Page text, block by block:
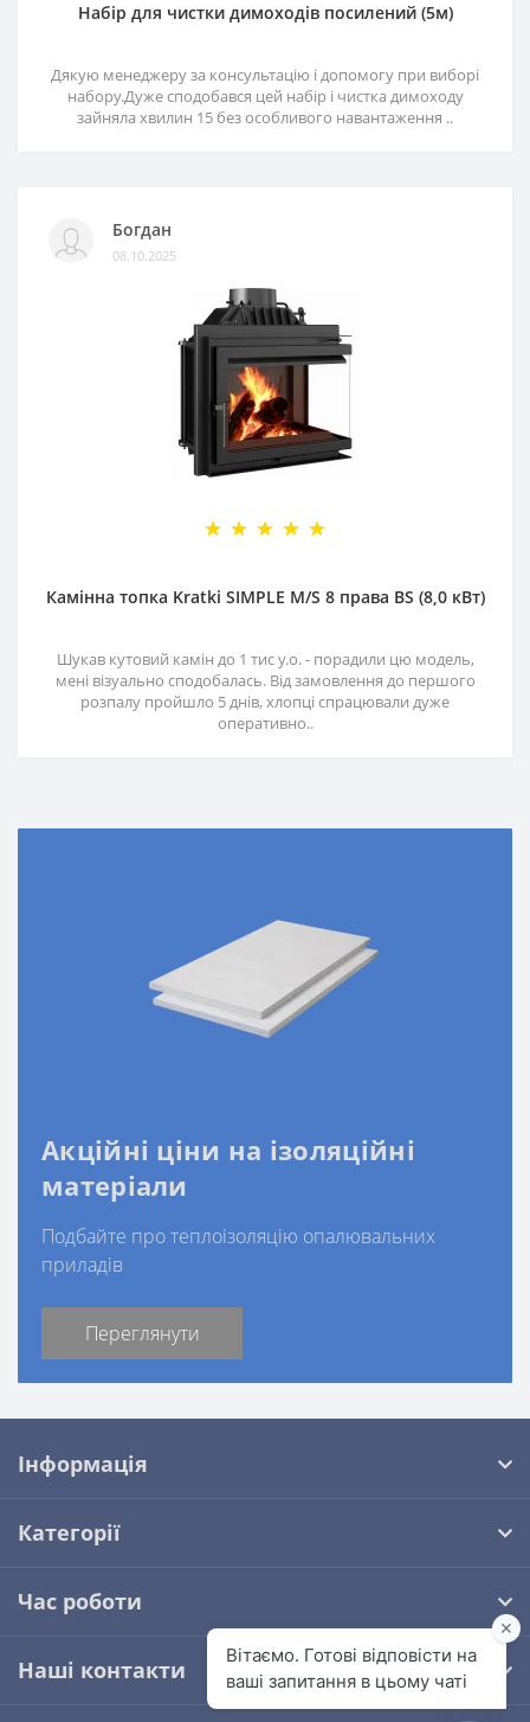
Набір для чистки димоходів посилений (5м)
Дякую менеджеру за консультацію і допомогу при виборі
набору.Дуже сподобався цей набір і чистка димоходу
зайняла хвилин 15 без особливого навантаження ..
Богдан
08.10.2025
Камінна топка Kratki SIMPLE M/S 8 права BS (8,0 кВт)
Шукав кутовий камін до 1 тис у.о. - порадили цю модель,
мені візуально сподобалась. Від замовлення до першого
розпалу пройшло 5 днів, хлопці спрацювали дуже
оперативно..
Акційні ціни на ізоляційні
матеріали
Подбайте про теплоізоляцію опалювальних
приладів
Переглянути
Інформація
Категорії
Час роботи
Наші контакти